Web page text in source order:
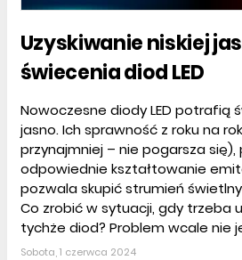
Uzyskiwanie niskiej
świecenia diod LED
Nowoczesne diody LED potrafią
jasno. Ich sprawność z roku na
przynajmniej – nie pogarsza
odpowiednie kształtowanie
pozwala skupić strumień
Co zrobić w sytuacji, gdy trzeba
tychże diod? Problem wcale nie
Sobota, 1 czerwca 2024